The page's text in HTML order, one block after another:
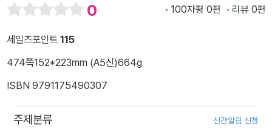
0 100자평 0편 리뷰 0편
세일즈포인트 115
474쪽152*223mm (A5신)664g
ISBN 9791175490307
주제분류 신간알림 신청